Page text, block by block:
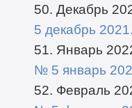
50. Декабрь
5 декабрь
51. Январь
№ 5 январь
52. Февраль